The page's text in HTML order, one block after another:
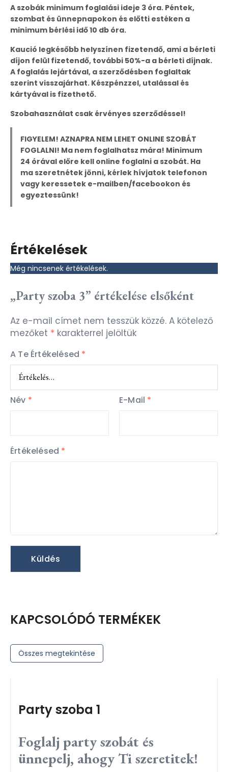
A szobák minimum foglalási ideje 3 óra. Péntek,
szombat és ünnepnapokon és előtti estéken a
minimum bérlési idő 10 db óra.
Kaució legkésőbb helyszínen fizetendő, ami a bérleti
díjon felül fizetendő, további 50%-a a bérleti díjnak.
A foglalás lejártával, a szerződésben foglaltak
szerint visszajárhat. Készpénzzel, utalással és
kártyával is fizethető.
Szobahasználat csak érvényes szerződéssel!
FIGYELEM! AZNAPRA NEM LEHET ONLINE SZOBÁT
FOGLALNI! Ma nem foglalhatsz mára! Minimum
24 órával előre kell online foglalni a szobát. Ha
ma szeretnétek jönni, kérlek hívjatok telefonon
vagy keressetek e-mailben/facebookon és
egyeztessünk!
Értékelések
Még nincsenek értékelések.
„Party szoba 3” értékelése elsőként
Az e-mail címet nem tesszük közzé. A kötelező
mezőket * karakterrel jelöltük
A Te Értékelésed *
Értékelésed *
Név * E-Mail *
KAPCSOLÓDÓ TERMÉKEK
Összes megtekintése
Party szoba 1
Foglalj party szobát és
ünnepelj, ahogy Ti szeretitek!